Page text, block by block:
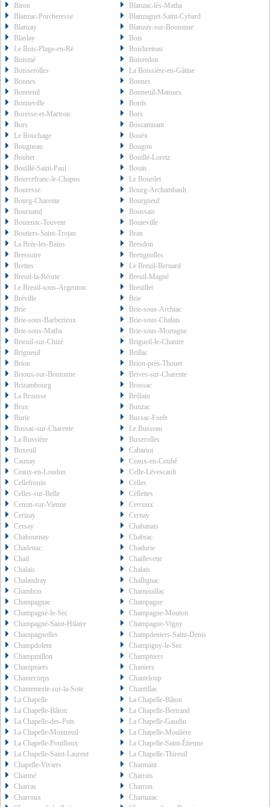
Biron
Blanzac-lès-Matha
Blanzac-Porcheresse
Blanzaguet-Saint-Cybard
Blanzay
Blanzay-sur-Boutonne
Blaslay
Bois
Le Bois-Plage-en-Ré
Boisbreteau
Boismé
Boisredon
Boisserolles
La Boissière-en-Gâtine
Bonnes
Bonnes
Bonneuil
Bonneuil-Matours
Bonneville
Bords
Boresse-et-Martron
Bors
Bors
Boscamnant
Le Bouchage
Bouëx
Bougneau
Bougon
Bouhet
Bouillé-Loretz
Bouillé-Saint-Paul
Bouin
Bourcefranc-le-Chapus
Le Bourdet
Bouresse
Bourg-Archambault
Bourg-Charente
Bourgneuf
Bournand
Boussais
Boutenac-Touvent
Bouteville
Boutiers-Saint-Trojan
Bran
La Brée-les-Bains
Bresdon
Bressuire
Bretignolles
Brettes
Le Breuil-Bernard
Breuil-la-Réorte
Breuil-Magné
Le Breuil-sous-Argenton
Breuillet
Bréville
Brie
Brie
Brie-sous-Archiac
Brie-sous-Barbezieux
Brie-sous-Chalais
Brie-sous-Matha
Brie-sous-Mortagne
Brieuil-sur-Chizé
Brigueil-le-Chantre
Brigueuil
Brillac
Brion
Brion-près-Thouet
Brioux-sur-Boutonne
Brives-sur-Charente
Brizambourg
Brossac
La Brousse
Brûlain
Brux
Bunzac
Burie
Bussac-Forêt
Bussac-sur-Charente
Le Busseau
La Bussière
Buxerolles
Buxeuil
Cabariot
Caunay
Ceaux-en-Couhé
Ceaux-en-Loudun
Celle-Lévescault
Cellefrouin
Celles
Celles-sur-Belle
Cellettes
Cenon-sur-Vienne
Cercoux
Cerizay
Cernay
Cersay
Chabanais
Chabournay
Chabrac
Chadenac
Chadurie
Chail
Chaillevette
Chalais
Chalais
Chalandray
Challignac
Chambon
Chamouillac
Champagnac
Champagne
Champagné-le-Sec
Champagne-Mouton
Champagné-Saint-Hilaire
Champagne-Vigny
Champagnolles
Champdeniers-Saint-Denis
Champdolent
Champigny-le-Sec
Champmillon
Champniers
Champniers
Chaniers
Chantecorps
Chanteloup
Chantemerle-sur-la-Soie
Chantillac
La Chapelle
La Chapelle-Bâton
La Chapelle-Bâton
La Chapelle-Bertrand
La Chapelle-des-Pots
La Chapelle-Gaudin
La Chapelle-Montreuil
La Chapelle-Moulière
La Chapelle-Pouilloux
La Chapelle-Saint-Étienne
La Chapelle-Saint-Laurent
La Chapelle-Thireuil
Chapelle-Viviers
Charmant
Charmé
Charrais
Charras
Charron
Charroux
Chartuzac